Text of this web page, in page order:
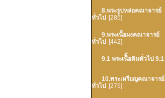
8.พระรูปหล่อคณาจารย์
ทั่วไป
[285]
9.พระเนื้อผงคณาจารย์
ทั่วไป
[442]
9.1 พระเนืิ้อดินทั่วไป 9.1
10.พระเหรียญคณาจารย์
ทั่วไป
[275]